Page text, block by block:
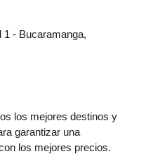
1 - Bucaramanga,
los mejores destinos y
garantizar una
los mejores precios.